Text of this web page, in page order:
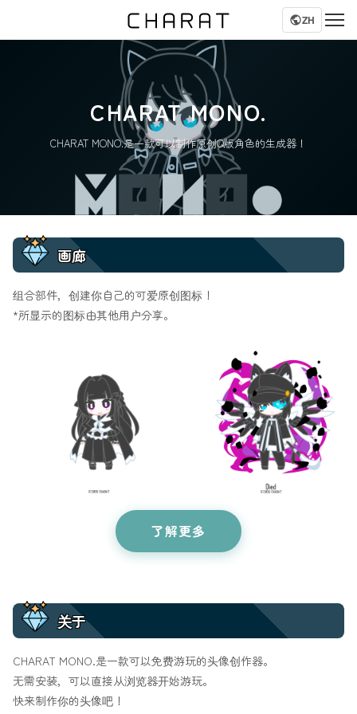
ZH
CHARAT MONO.
CHARAT MONO.是一款可以制作原创Q版角色的生成器！
画廊
组合部件，创建你自己的可爱原创图标！
*所显示的图标由其他用户分享。
了解更多
关于
CHARAT MONO.是一款可以免费游玩的头像创作器。
无需安装，可以直接从浏览器开始游玩。
快来制作你的头像吧！